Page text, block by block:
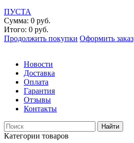
ПУСТА
Сумма: 0 руб.
Итого: 0 руб.
Продолжить покупки Оформить заказ
Новости
Доставка
Оплата
Гарантия
Отзывы
Контакты
Категории товаров